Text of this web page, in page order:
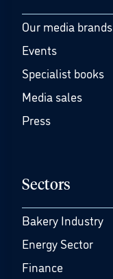
Our media brands
Events
Specialist books
Media sales
Press
Sectors
Bakery Industry
Energy Sector
Finance